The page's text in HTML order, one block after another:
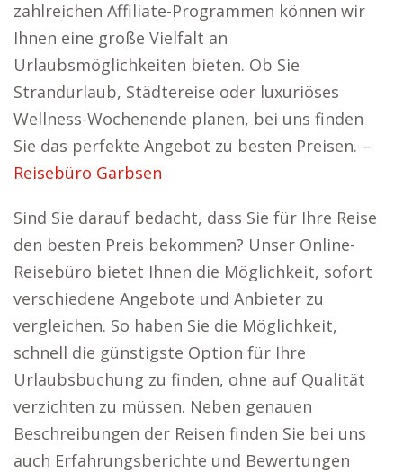
zahlreichen Affiliate-Programmen können wir
Ihnen eine große Vielfalt an
Urlaubsmöglichkeiten bieten. Ob Sie
Strandurlaub, Städtereise oder luxuriöses
Wellness-Wochenende planen, bei uns finden
Sie das perfekte Angebot zu besten Preisen. –
Reisebüro Garbsen
Sind Sie darauf bedacht, dass Sie für Ihre Reise
den besten Preis bekommen? Unser Online-
Reisebüro bietet Ihnen die Möglichkeit, sofort
verschiedene Angebote und Anbieter zu
vergleichen. So haben Sie die Möglichkeit,
schnell die günstigste Option für Ihre
Urlaubsbuchung zu finden, ohne auf Qualität
verzichten zu müssen. Neben genauen
Beschreibungen der Reisen finden Sie bei uns
auch Erfahrungsberichte und Bewertungen